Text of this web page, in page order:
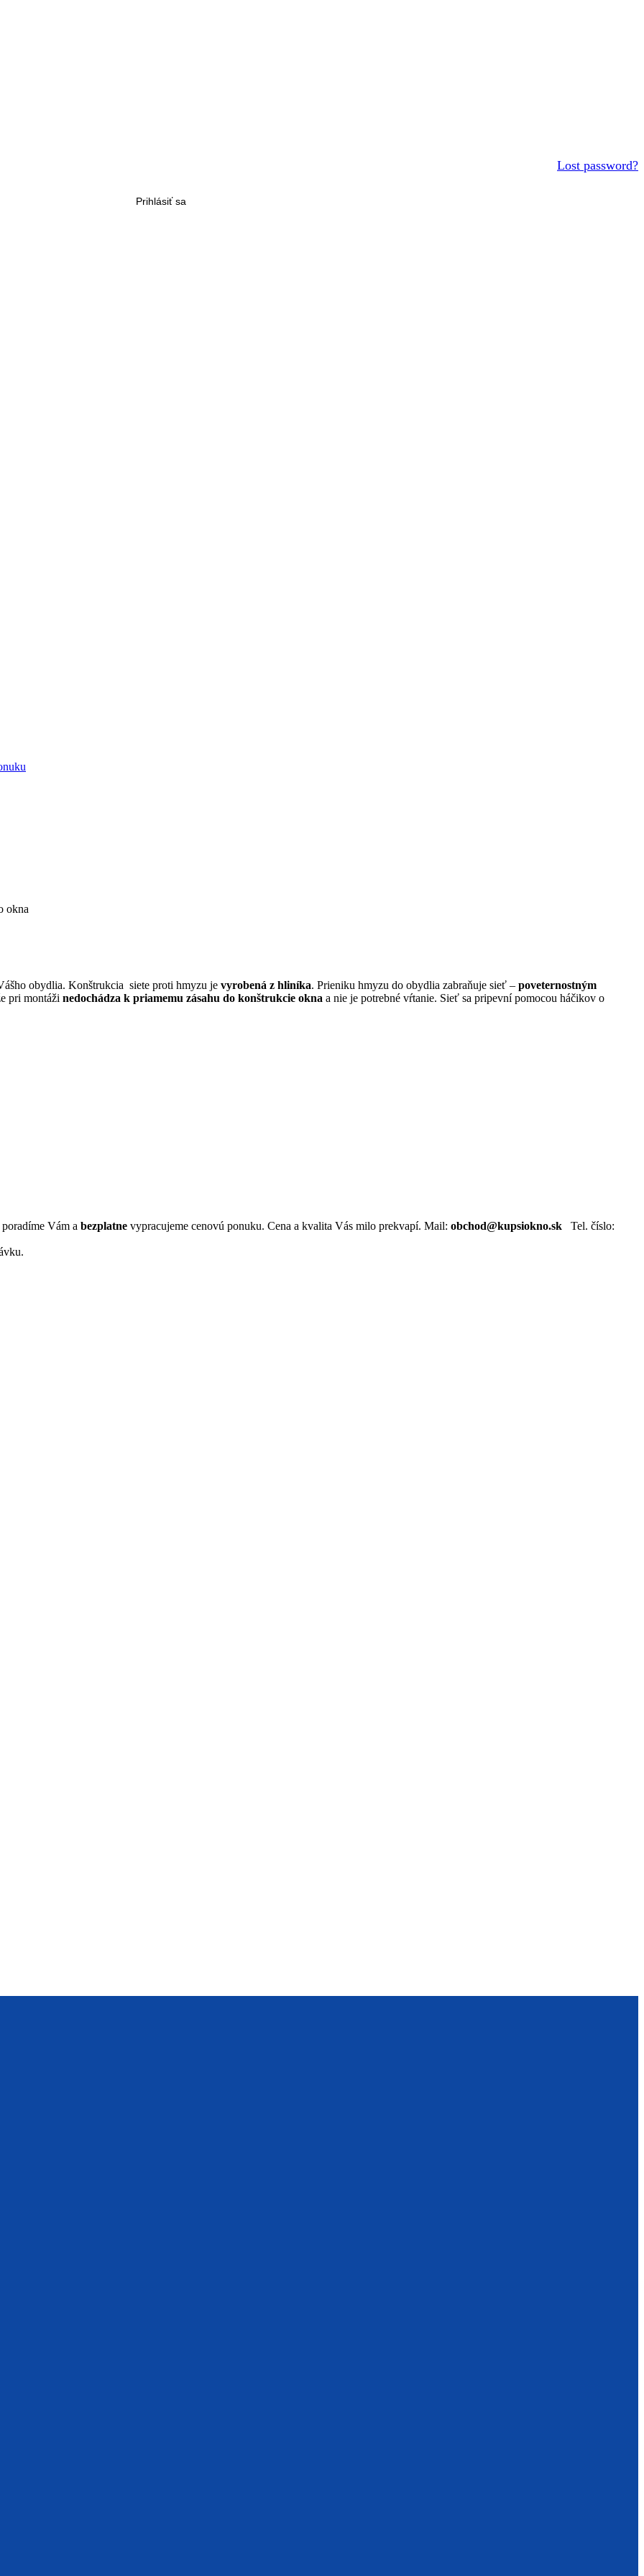
Lost password?
Prihlásiť sa
okna
obydlia. Konštrukcia siete proti hmyzu je vyrobená z hliníka. Prieniku hmyzu do obydlia zabraňuje sieť – poveternostným
pri montáži nedochádza k priamemu zásahu do konštrukcie okna a nie je potrebné vŕtanie. Sieť sa pripevní pomocou háčikov o
Vám a bezplatne vypracujeme cenovú ponuku. Cena a kvalita Vás milo prekvapí. Mail: obchod@kupsiokno.sk Tel. číslo: